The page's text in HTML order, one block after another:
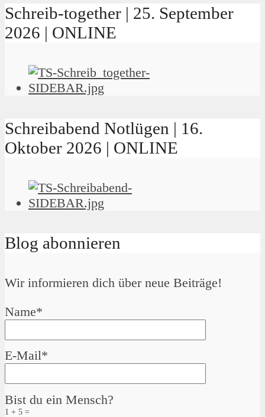
Schreib-together | 25. September
2026 | ONLINE
Schreibabend Notlügen | 16.
Oktober 2026 | ONLINE
Blog abonnieren
Wir informieren dich über neue Beiträge!
Name*
E-Mail*
Bist du ein Mensch?
1 + 5 =